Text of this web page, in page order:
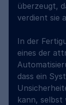
überzeugt,
verdient sie
In der
eines der
dass ein
kann, selbst